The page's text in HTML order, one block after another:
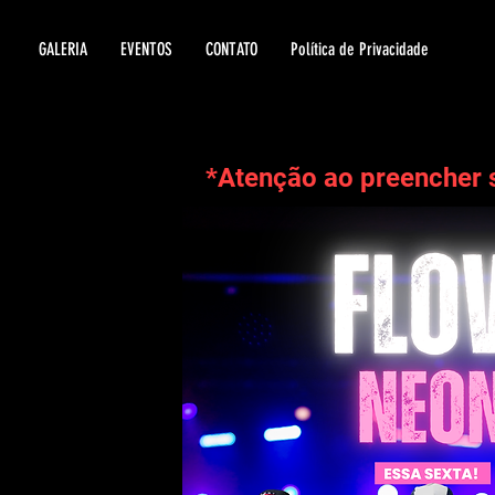
GALERIA EVENTOS CONTATO Política de Privacidade
*Atenção ao